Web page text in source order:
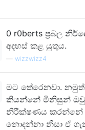
0 r0berts ප්‍රබල
අදහස් කළ යුතුය.
wizzwizz4
මට තේරෙනවා.
කියන්නේ මිනිසුන්
නිරීක්ෂණය කරන්නේ
නොදන්නා නිසා ඒ